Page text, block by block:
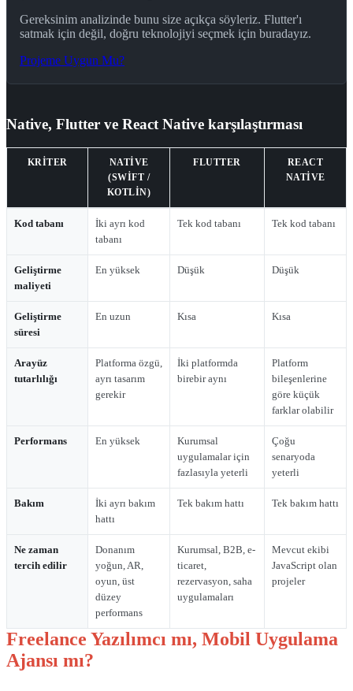
Gereksinim analizinde bunu size açıkça söyleriz. Flutter'ı
satmak için değil, doğru teknolojiyi seçmek için buradayız.
Projeme Uygun Mu?
Native, Flutter ve React Native karşılaştırması
KRITER
NATIVE
(SWIFT /
KOTLIN)
FLUTTER
REACT
NATIVE
Kod tabanı
İki ayrı kod
tabanı
Tek kod tabanı Tek kod tabanı
Geliştirme
maliyeti
En yüksek Düşük Düşük
Geliştirme
süresi
En uzun Kısa Kısa
Arayüz
tutarlılığı
Platforma özgü,
ayrı tasarım
gerekir
İki platformda
birebir aynı
Platform
bileşenlerine
göre küçük
farklar olabilir
Performans En yüksek
Kurumsal
uygulamalar için
fazlasıyla yeterli
Çoğu
senaryoda
yeterli
Bakım
İki ayrı bakım
hattı
Tek bakım hattı Tek bakım hattı
Ne zaman
tercih edilir
Donanım
yoğun, AR,
oyun, üst
düzey
performans
Kurumsal, B2B, e-
ticaret,
rezervasyon, saha
uygulamaları
Mevcut ekibi
JavaScript olan
projeler
Freelance Yazılımcı mı, Mobil Uygulama
Ajansı mı?